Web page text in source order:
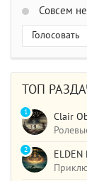
Совсем
Голосовать
ТОП
Clair
1
2